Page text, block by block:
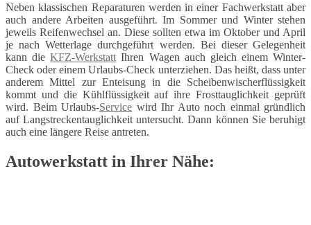
Neben klassischen Reparaturen werden in einer Fachwerkstatt aber
auch andere Arbeiten ausgeführt. Im Sommer und Winter stehen
jeweils Reifenwechsel an. Diese sollten etwa im Oktober und April
je nach Wetterlage durchgeführt werden. Bei dieser Gelegenheit
kann dieKFZ-Werkstatt Ihren Wagen auch gleich einem Winter-
Check oder einem Urlaubs-Check unterziehen. Das heißt, dass unter
anderem Mittel zur Enteisung in die Scheibenwischerflüssigkeit
kommt und die Kühlflüssigkeit auf ihre Frosttauglichkeit geprüft
wird. Beim Urlaubs-Service wird Ihr Auto noch einmal gründlich
auf Langstreckentauglichkeit untersucht. Dann können Sie beruhigt
auch eine längere Reise antreten.
Autowerkstatt in Ihrer Nähe: